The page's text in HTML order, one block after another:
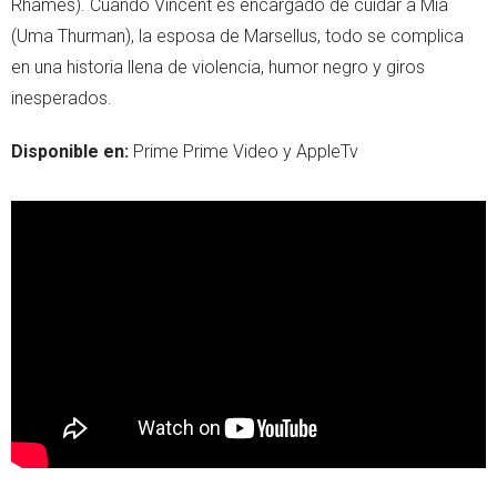
Rhames). Cuando Vincent es encargado de cuidar a Mia
(Uma Thurman), la esposa de Marsellus, todo se complica
en una historia llena de violencia, humor negro y giros
inesperados.
Disponible en: Prime Prime Video y AppleTv